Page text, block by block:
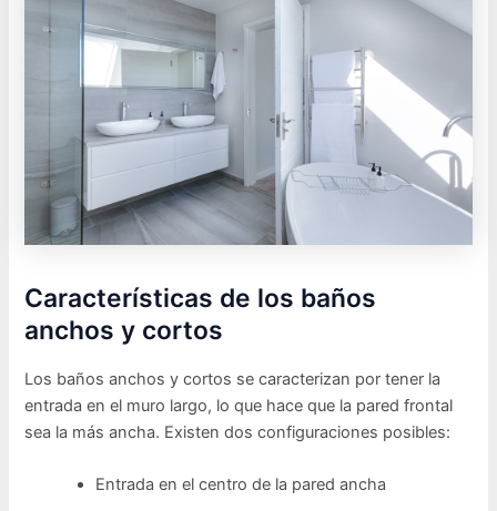
Características de los baños
anchos y cortos
Los baños anchos y cortos se caracterizan por tener la
entrada en el muro largo, lo que hace que la pared frontal
sea la más ancha. Existen dos configuraciones posibles:
Entrada en el centro de la pared ancha